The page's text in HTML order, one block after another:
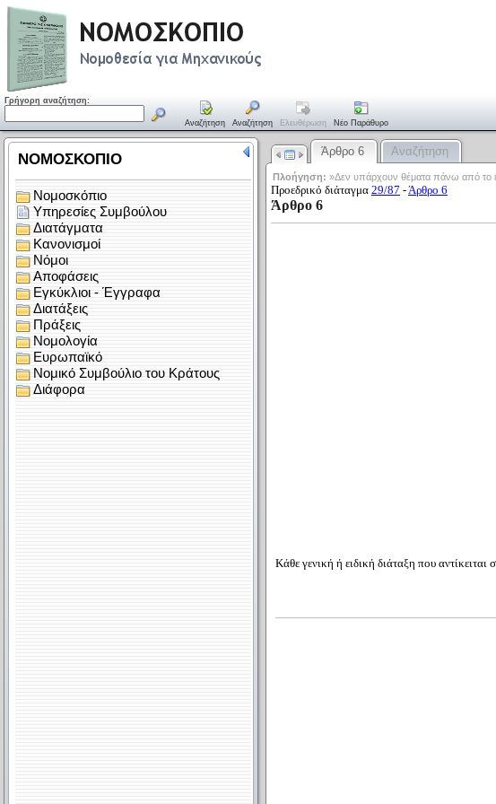
Γρήγορη αναζήτηση:
Αναζήτηση Αναζήτηση Ελευθέρωση Νέο Παράθυρο
Άρθρο 6 Αναζήτηση